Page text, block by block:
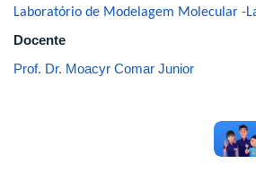
Laboratório de Modelagem Molecular -
Docente
Prof. Dr. Moacyr Comar Junior